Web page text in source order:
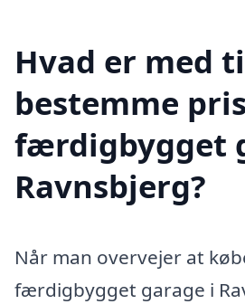
Hvad er med
bestemme
færdigbygget
Ravnsbjerg?
Når man overvejer at
færdigbygget garage i